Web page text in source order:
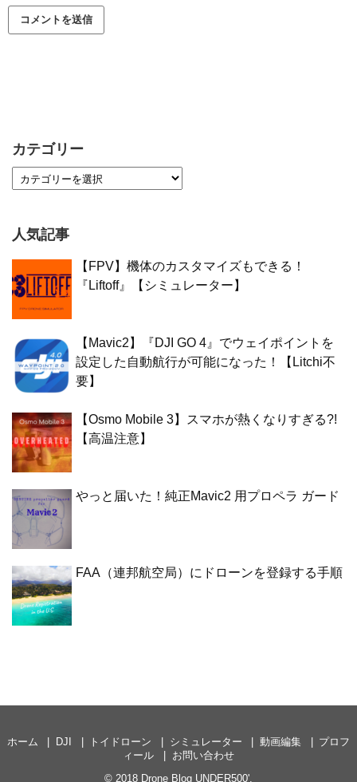
カテゴリー
人気記事
【FPV】機体のカスタマイズもできる！
『Liftoff』【シミュレーター】
【Mavic2】『DJI GO 4』でウェイポイントを
設定した自動航行が可能になった！【Litchi不
要】
【Osmo Mobile 3】スマホが熱くなりすぎる?!
【高温注意】
やっと届いた！純正Mavic2 用プロペラ ガード
FAA（連邦航空局）にドローンを登録する手順
ホーム DJI トイドローン シミュレーター 動画編集
プロフ
ィール
お問い合わせ
© 2018 Drone Blog UNDER500'.